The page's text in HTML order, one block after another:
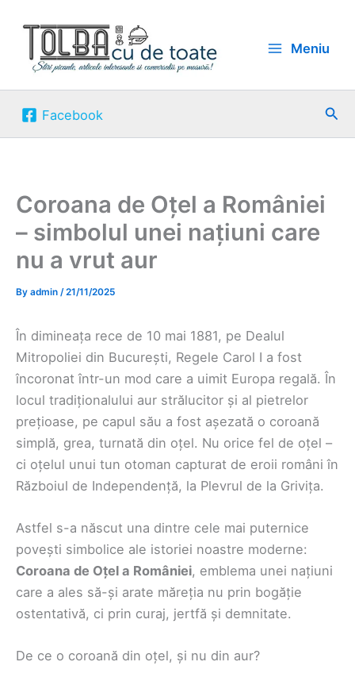
content
Meniu
Facebook
Coroana de Oțel a României
– simbolul unei națiuni care
nu a vrut aur
By admin /21/11/2025
În dimineața rece de 10 mai 1881, pe Dealul
Mitropoliei din București, Regele Carol I a fost
încoronat într-un mod care a uimit Europa regală. În
locul tradiționalului aur strălucitor și al pietrelor
prețioase, pe capul său a fost așezată o coroană
simplă, grea, turnată din oțel. Nu orice fel de oțel –
ci oțelul unui tun otoman capturat de eroii români în
Războiul de Independență, la Plevrul de la Grivița.
Astfel s-a născut una dintre cele mai puternice
povești simbolice ale istoriei noastre moderne:
Coroana de Oțel a României, emblema unei națiuni
care a ales să-și arate măreția nu prin bogăție
ostentativă, ci prin curaj, jertfă și demnitate.
De ce o coroană din oțel, și nu din aur?